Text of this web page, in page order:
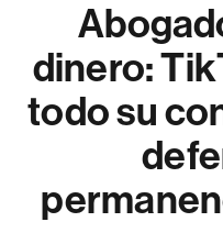
dinero:
todo su